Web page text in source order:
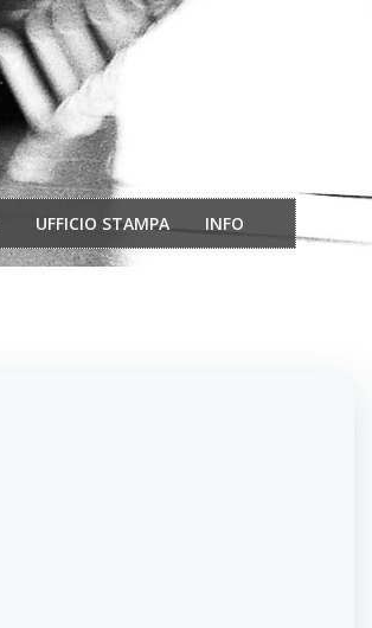
UFFICIO STAMPA INFO